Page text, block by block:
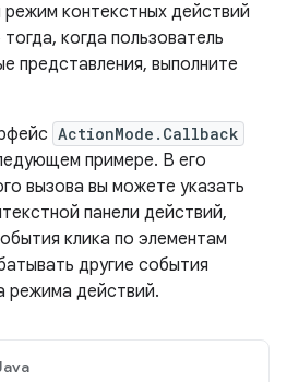
контекстных действий
когда пользователь
представления, выполните
ActionMode.Callback
примере. В его
вызова вы можете указать
панели действий,
клика по элементам
другие события
режима действий.